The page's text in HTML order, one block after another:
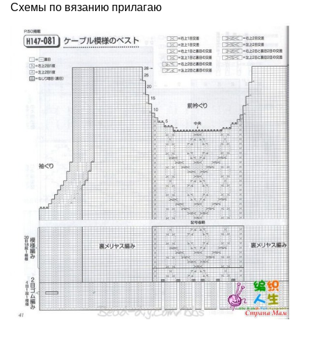
Схемы по вязанию прилагаю